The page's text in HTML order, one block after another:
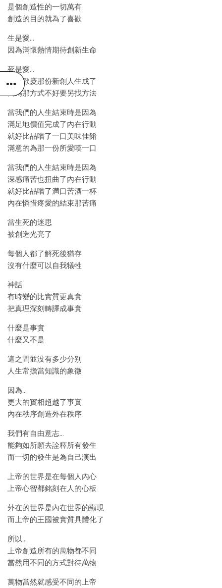
是個創造性的一切萬有
創造的目的就為了喜歡
生是愛…
因為滿懷熱情期待創新生命
死是愛…
因為歡慶那份新創人生成了
因為那方式不好要另找方法
當我們的人生結束時是因為
滿足地價值完成了內在行動
就好比品嚐了一口美味佳餚
滿意的為那一份所愛嘆一口
當我們的人生結束時是因為
深感痛苦也扭曲了內在行動
就好比品嚐了満口苦酒一杯
內在憐惜疼愛的結束那苦痛
當生死的迷思
被創造光亮了
每個人都了解死後猶存
沒有什麼可以自我犠牲
神話
有時變的比實質更真實
把真理深刻轉譯成事實
什麼是事實
什麼又不是
這之間並没有多少分别
人生常擔當知識的象徵
因為…
更大的實相超越了事實
內在秩序創造外在秩序
我們有自由意志…
能夠如所願去詮釋所有發生
而一切的發生是為自己演出
上帝的世界是在每個人內心
上帝心智都銘刻在人的心板
外在的世界是內在世界的顯現
而上帝的王國被實質具體化了
所以…
上帝創造所有的萬物都不同
當然用不同的方式對待萬物
萬物當然就感受不同的上帝